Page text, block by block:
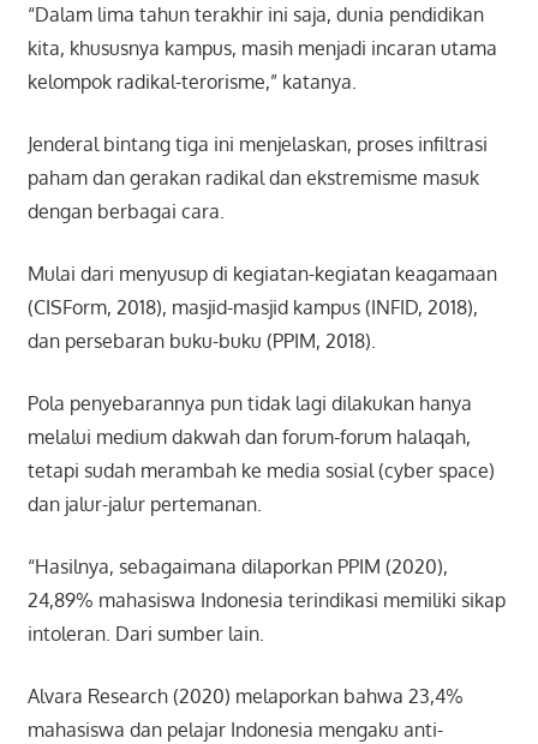
“Dalam lima tahun terakhir ini saja, dunia pendidikan
kita, khususnya kampus, masih menjadi incaran utama
kelompok radikal-terorisme,” katanya.
Jenderal bintang tiga ini menjelaskan, proses infiltrasi
paham dan gerakan radikal dan ekstremisme masuk
dengan berbagai cara.
Mulai dari menyusup di kegiatan-kegiatan keagamaan
(CISForm, 2018), masjid-masjid kampus (INFID, 2018),
dan persebaran buku-buku (PPIM, 2018).
Pola penyebarannya pun tidak lagi dilakukan hanya
melalui medium dakwah dan forum-forum halaqah,
tetapi sudah merambah ke media sosial (cyber space)
dan jalur-jalur pertemanan.
“Hasilnya, sebagaimana dilaporkan PPIM (2020),
24,89% mahasiswa Indonesia terindikasi memiliki sikap
intoleran. Dari sumber lain.
Alvara Research (2020) melaporkan bahwa 23,4%
mahasiswa dan pelajar Indonesia mengaku anti-